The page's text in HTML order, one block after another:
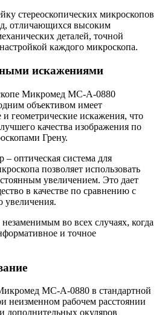
стереоскопических микроскопов
отличающихся высоким
деталей, точной
каждого микроскопа.
искажениями
Микромед MC-А-0880
объективом имеет
геометрические искажения, что
качества изображения по
Грену.
оптическая система для
позволяет использовать
увеличением. Это дает
в качестве по сравнению с
увеличения.
во всех случаях, когда
и точное
MC-А-0880 в стандартной
неизменном рабочем расстоянии
дополнительных окуляров